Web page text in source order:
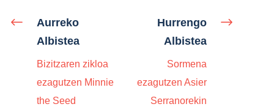
Aurreko
Albistea
Bizitzaren zikloa
ezagutzen Minnie
the Seed
Hurrengo
Albistea
Sormena
ezagutzen Asier
Serranorekin